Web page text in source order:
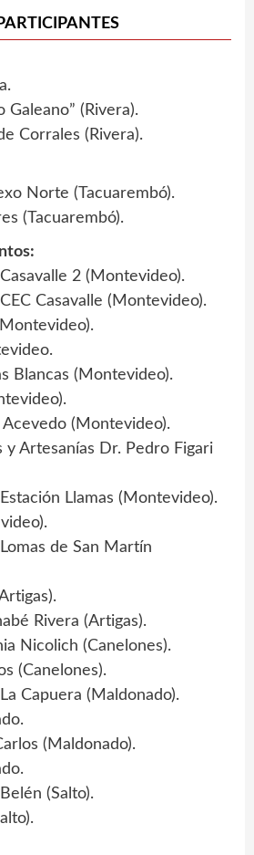
Galeano” (Rivera).
Corrales (Rivera).
Norte (Tacuarembó).
(Tacuarembó).
2 (Montevideo).
Casavalle (Montevideo).
Blancas (Montevideo).
(Montevideo).
y Artesanías Dr. Pedro Figari
Llamas (Montevideo).
de San Martín
Rivera (Artigas).
Nicolich (Canelones).
(Canelones).
Capuera (Maldonado).
(Maldonado).
(Salto).